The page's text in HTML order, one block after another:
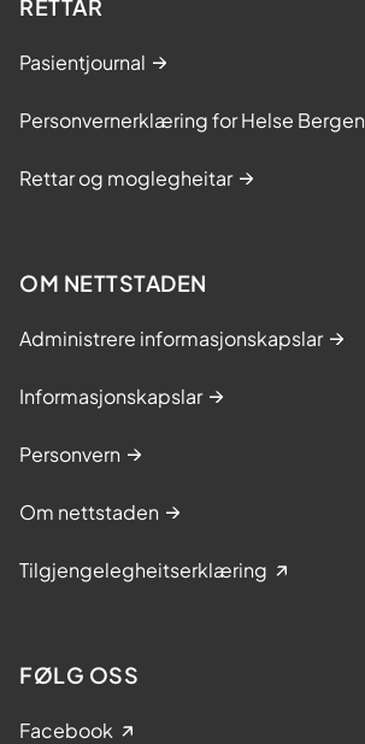
RETTAR
Pasientjournal
Personvernerklæring for Helse Bergen
Rettar og moglegheitar
OM NETTSTADEN
Administrere informasjonskapslar
Informasjonskapslar
Personvern
Om nettstaden
Tilgjengelegheitserklæring
FØLG OSS
Facebook